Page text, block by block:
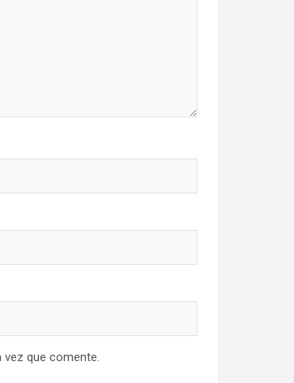
que comente.